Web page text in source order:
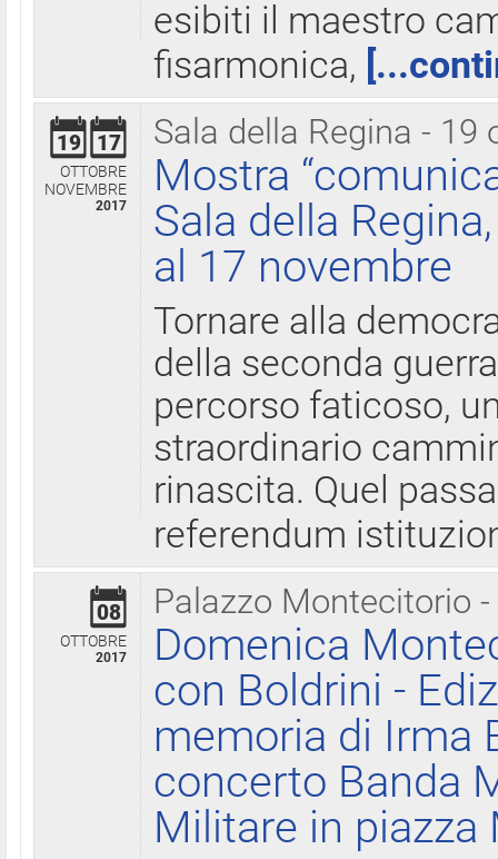
esibiti il maestro
fisarmonica,
Sala della Regina - 19
19 17
OTTOBRE
NOVEMBRE
2017
Mostra
Sala della
al 17 novembre
Tornare alla
della seconda
percorso faticoso,
straordinario
rinascita. Quel
referendum
Palazzo Montecitorio
08
OTTOBRE
2017
Domenica
con Boldrini -
memoria di Irma
concerto Banda
Militare in